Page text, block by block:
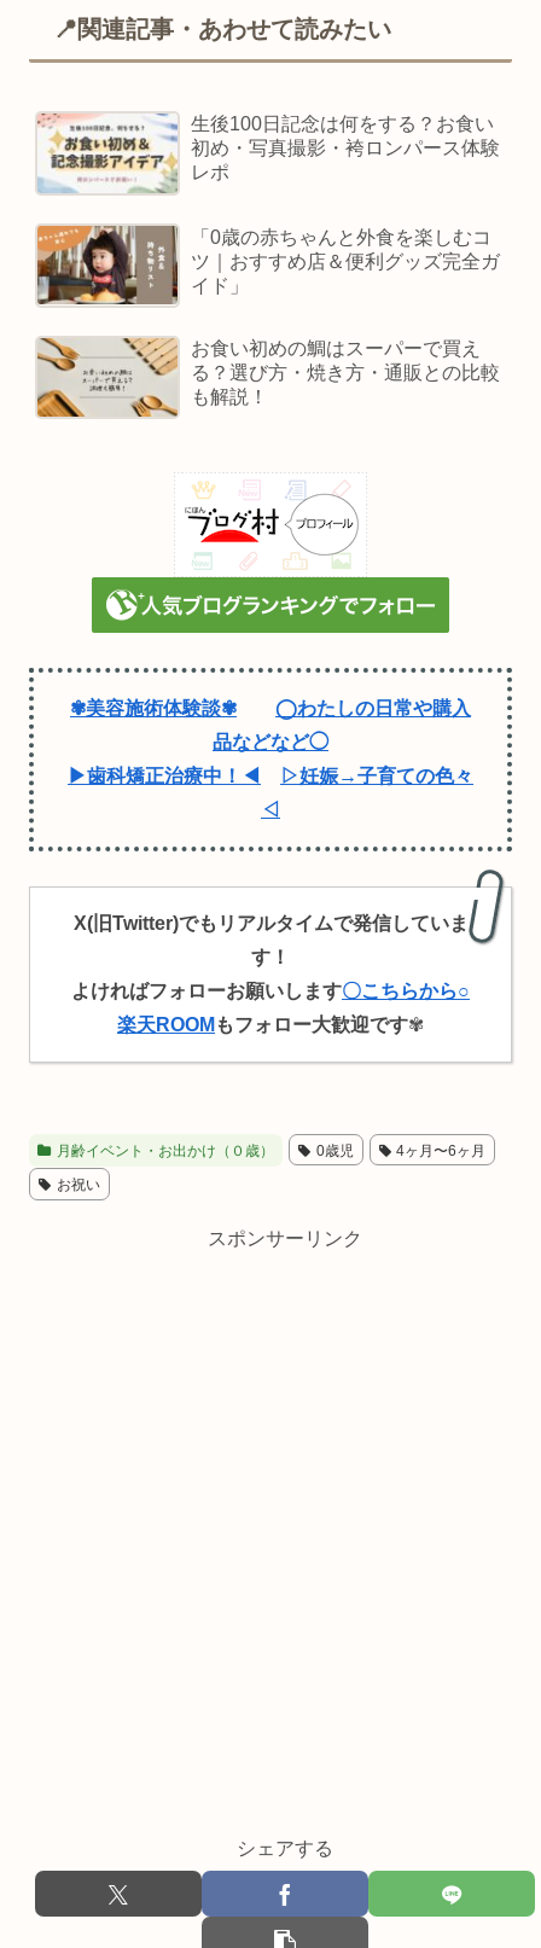
📍関連記事・あわせて読みたい
生後100日記念は何をする？お食い
初め・写真撮影・袴ロンパース体験
レポ
「0歳の赤ちゃんと外食を楽しむコ
ツ｜おすすめ店＆便利グッズ完全ガ
イド」
お食い初めの鯛はスーパーで買え
る？選び方・焼き方・通販との比較
も解説！
✾美容施術体験談✾
◯わたしの日常や購入
品などなど◯
▶歯科矯正治療中！◀
▷妊娠→子育ての色々
◁
X(旧Twitter)でもリアルタイムで発信していま
す！
よければフォローお願いします〇こちらから○
楽天ROOM もフォロー大歓迎です✾
月齢イベント・お出かけ（０歳） 0歳児 4ヶ月〜6ヶ月
お祝い
スポンサーリンク
シェアする